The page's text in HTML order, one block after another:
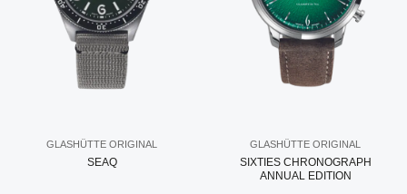
GLASHÜTTE ORIGINAL
SEAQ
GLASHÜTTE ORIGINAL
SIXTIES CHRONOGRAPH
ANNUAL EDITION